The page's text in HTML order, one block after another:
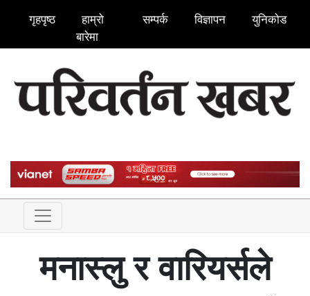
गृहपृष्ठ
हाम्रो
बारेमा
सम्पर्क विज्ञापन युनिकोड
मनास्लु र वारियर्सले